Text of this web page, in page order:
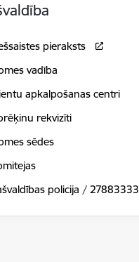
pieraksts
vadība
apkalpošanas centri
rekvizīti
sēdes
policija / 27883333